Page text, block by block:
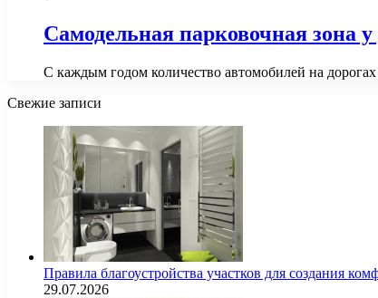
Самодельная парковочная зона
С каждым годом количество автомобилей на
Свежие записи
Правила благоустройства участков для создания
29.07.2026